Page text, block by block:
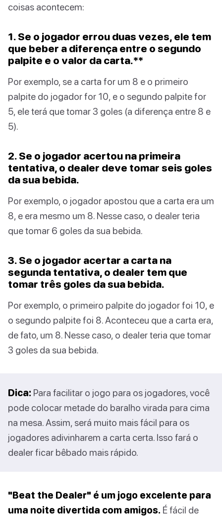
coisas acontecem:
1. Se o jogador errou duas vezes, ele tem
que beber a diferença entre o segundo
palpite e o valor da carta.**
Por exemplo, se a carta for um 8 e o primeiro
palpite do jogador for 10, e o segundo palpite for
5, ele terá que tomar 3 goles (a diferença entre 8 e
5).
2. Se o jogador acertou na primeira
tentativa, o dealer deve tomar seis goles
da sua bebida.
Por exemplo, o jogador apostou que a carta era um
8, e era mesmo um 8. Nesse caso, o dealer teria
que tomar 6 goles da sua bebida.
3. Se o jogador acertar a carta na
segunda tentativa, o dealer tem que
tomar três goles da sua bebida.
Por exemplo, o primeiro palpite do jogador foi 10, e
o segundo palpite foi 8. Aconteceu que a carta era,
de fato, um 8. Nesse caso, o dealer teria que tomar
3 goles da sua bebida.
Dica: Para facilitar o jogo para os jogadores, você
pode colocar metade do baralho virada para cima
na mesa. Assim, será muito mais fácil para os
jogadores adivinharem a carta certa. Isso fará o
dealer ficar bêbado mais rápido.
"Beat the Dealer" é um jogo excelente para
uma noite divertida com amigos. É fácil de